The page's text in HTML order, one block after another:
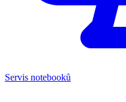
Servis notebooků